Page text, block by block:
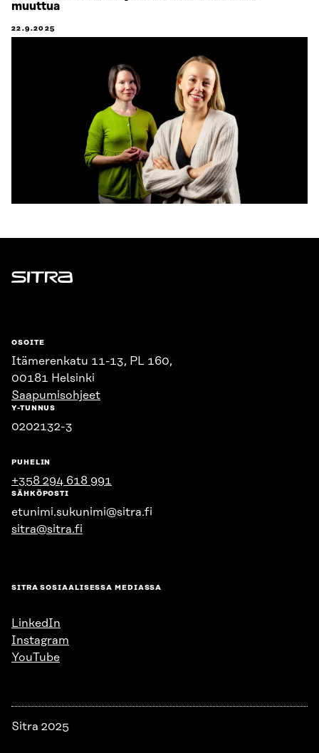
muuttua
22.9.2025
Sitra
OSOITE
Itämerenkatu 11-13, PL 160,
00181 Helsinki
Saapumisohjeet
Y-TUNNUS
0202132-3
PUHELIN
+358 294 618 991
SÄHKÖPOSTI
etunimi.sukunimi@sitra.fi
sitra@sitra.fi
SITRA SOSIAALISESSA MEDIASSA
LinkedIn
Instagram
YouTube
Sitra 2025